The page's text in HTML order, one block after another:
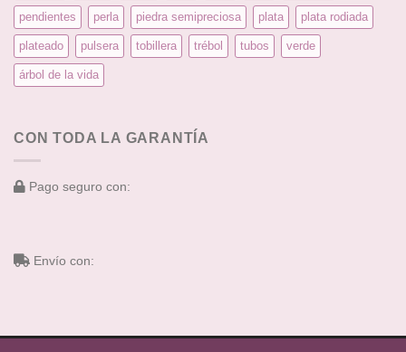
pendientes perla piedra semipreciosa plata plata rodiada
plateado pulsera tobillera trébol tubos verde
árbol de la vida
CON TODA LA GARANTÍA
Pago seguro con:
Envío con: